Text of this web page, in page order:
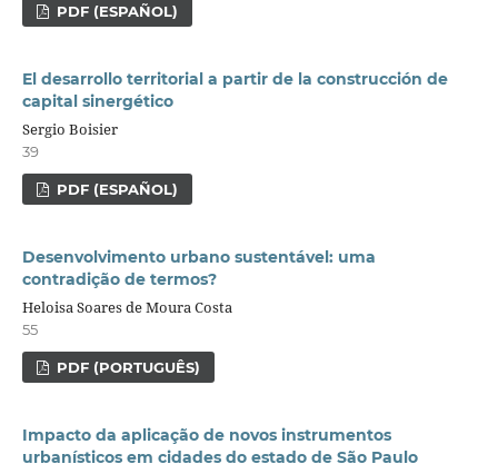
PDF (ESPAÑOL)
El desarrollo territorial a partir de la construcción de
capital sinergético
Sergio Boisier
39
PDF (ESPAÑOL)
Desenvolvimento urbano sustentável: uma
contradição de termos?
Heloisa Soares de Moura Costa
55
PDF (PORTUGUÊS)
Impacto da aplicação de novos instrumentos
urbanísticos em cidades do estado de São Paulo